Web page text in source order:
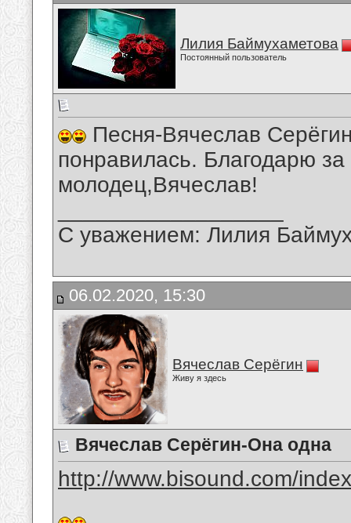
Лилия Баймухаметова
Постоянный пользователь
Песня-Вячеслав
понравилась. Благодарю
молодец,Вячеслав!
С уважением: Лилия
06.02.2020, 15:30
Вячеслав Серёгин
Живу я здесь
Вячеслав Серёгин-Она одна
http://www.bisound.com/